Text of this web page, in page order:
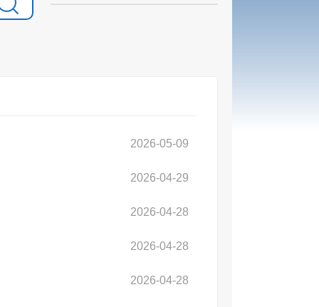
2026-05-09
2026-04-29
2026-04-28
2026-04-28
2026-04-28